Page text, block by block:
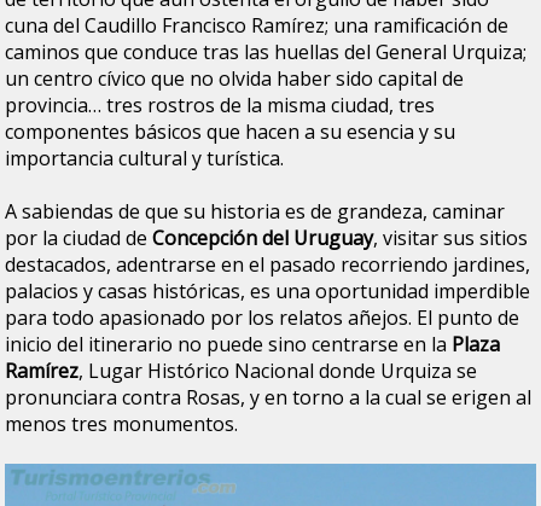
cuna del Caudillo Francisco Ramírez; una ramificación de
caminos que conduce tras las huellas del General Urquiza;
un centro cívico que no olvida haber sido capital de
provincia… tres rostros de la misma ciudad, tres
componentes básicos que hacen a su esencia y su
importancia cultural y turística.
A sabiendas de que su historia es de grandeza, caminar
por la ciudad deConcepción del Uruguay, visitar sus sitios
destacados, adentrarse en el pasado recorriendo jardines,
palacios y casas históricas, es una oportunidad imperdible
para todo apasionado por los relatos añejos. El punto de
inicio del itinerario no puede sino centrarse en la Plaza
Ramírez, Lugar Histórico Nacional donde Urquiza se
pronunciara contra Rosas, y en torno a la cual se erigen al
menos tres monumentos.